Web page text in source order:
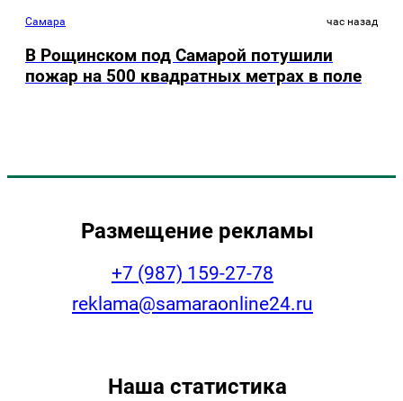
Самара час назад
В Рощинском под Самарой потушили
пожар на 500 квадратных метрах в поле
Размещение рекламы
+7 (987) 159-27-78
reklama@samaraonline24.ru
Наша статистика